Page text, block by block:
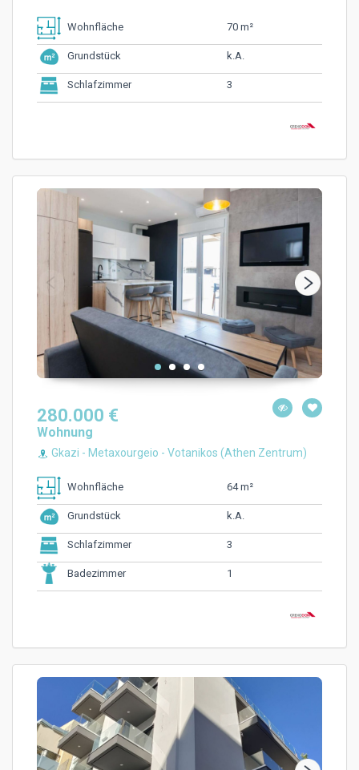
Wohnfläche 70 m²
Grundstück k.A.
Schlafzimmer 3
280.000 €
Wohnung
Gkazi - Metaxourgeio - Votanikos (Athen Zentrum)
Wohnfläche 64 m²
Grundstück k.A.
Schlafzimmer 3
Badezimmer 1